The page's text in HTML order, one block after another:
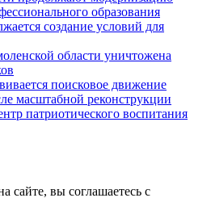
образования
создание условий для
области уничтожена
поисковое движение
масштабной реконструкции
патриотического воспитания
сайте, вы соглашаетесь с